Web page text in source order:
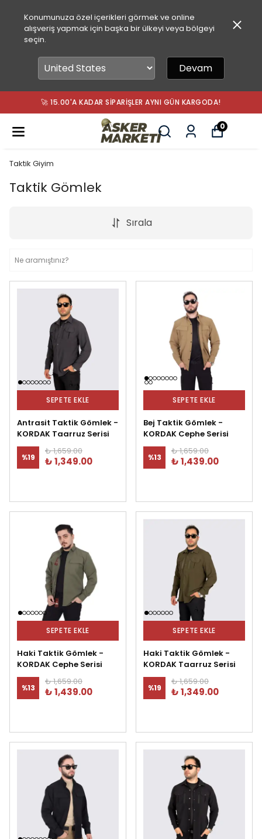
Konumunuza özel içerikleri görmek ve online
alışveriş yapmak için başka bir ülkeyi veya bölgeyi
seçin.
Devam
🚀 15.00'A KADAR SIPARIŞLER AYNI GÜN KARGODA!
0
Taktik Giyim
Taktik Gömlek
Sırala
SEPETE EKLE
Antrasit Taktik Gömlek -
KORDAK Taarruz Serisi
%19
₺ 1,659.00
₺ 1,349.00
SEPETE EKLE
Bej Taktik Gömlek -
KORDAK Cephe Serisi
%13
₺ 1,659.00
₺ 1,439.00
SEPETE EKLE
Haki Taktik Gömlek -
KORDAK Cephe Serisi
%13
₺ 1,659.00
₺ 1,439.00
SEPETE EKLE
Haki Taktik Gömlek -
KORDAK Taarruz Serisi
%19
₺ 1,659.00
₺ 1,349.00